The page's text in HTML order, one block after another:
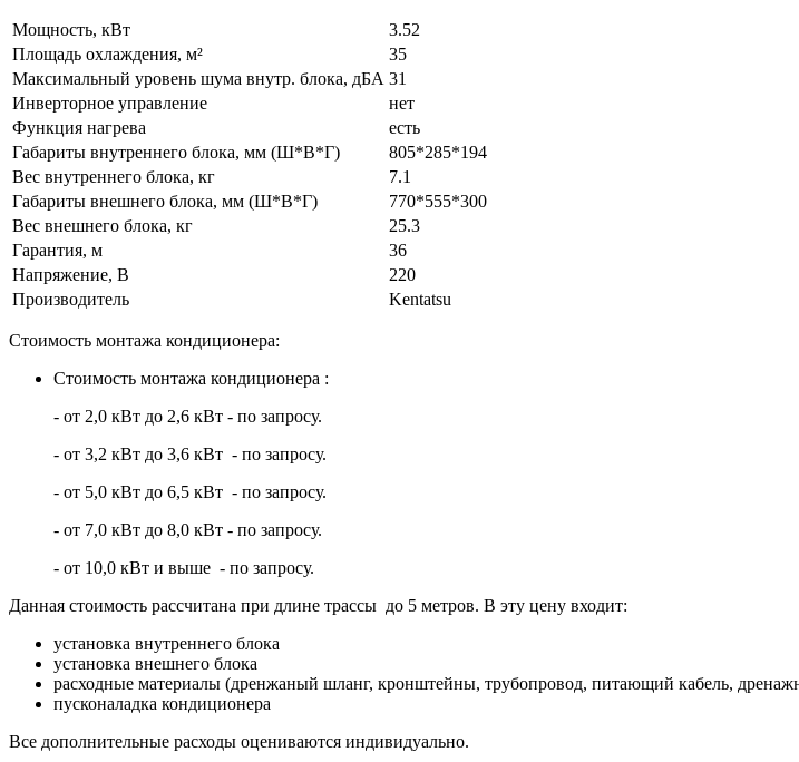
Мощность, кВт
3.52
Площадь охлаждения, м²
35
Максимальный уровень шума внутр. блока, дБА 31
Инверторное управление
нет
Функция нагрева
есть
Габариты внутреннего блока, мм (Ш*В*Г)
805*285*194
Вес внутреннего блока, кг
7.1
Габариты внешнего блока, мм (Ш*В*Г)
770*555*300
Вес внешнего блока, кг
25.3
Гарантия, м
36
Напряжение, В
220
Производитель
Kentatsu
Стоимость монтажа кондиционера:
Стоимость монтажа кондиционера :
- от 2,0 кВт до 2,6 кВт - по запросу.
- от 3,2 кВт до 3,6 кВт - по запросу.
- от 5,0 кВт до 6,5 кВт - по запросу.
- от 7,0 кВт до 8,0 кВт - по запросу.
- от 10,0 кВт и выше - по запросу.
Данная стоимость рассчитана при длине трассы до 5 метров. В эту цену входит:
установка внутреннего блока
установка внешнего блока
расходные материалы (дренжаный шланг, кронштейны, трубопровод, питающий кабель,
пусконаладка кондиционера
Все дополнительные расходы оцениваются индивидуально.